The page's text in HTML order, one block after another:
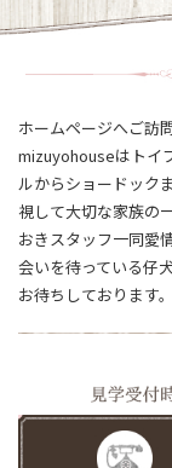
ホームページへご訪
mizuyohouseはトイ
ルからショードック
視して大切な家族の
おきスタッフ一同愛
会いを待っている仔
お待ちしております。